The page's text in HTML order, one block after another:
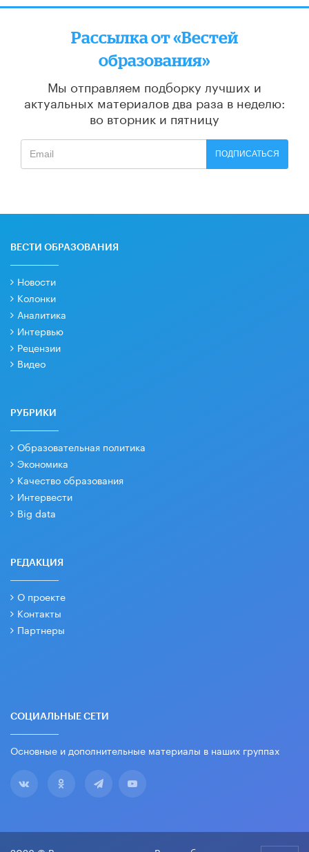
Рассылка от «Вестей
образования»
Мы отправляем подборку лучших и
актуальных материалов два раза в неделю:
во вторник и пятницу
ПОДПИСАТЬСЯ
ВЕСТИ ОБРАЗОВАНИЯ
Новости
Колонки
Аналитика
Интервью
Рецензии
Видео
РУБРИКИ
Образовательная политика
Экономика
Качество образования
Интервести
Big data
РЕДАКЦИЯ
О проекте
Контакты
Партнеры
СОЦИАЛЬНЫЕ СЕТИ
Основные и дополнительные материалы в наших группах